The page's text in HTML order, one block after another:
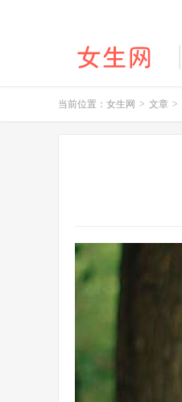
当前位置： 女生网 > 文章 >